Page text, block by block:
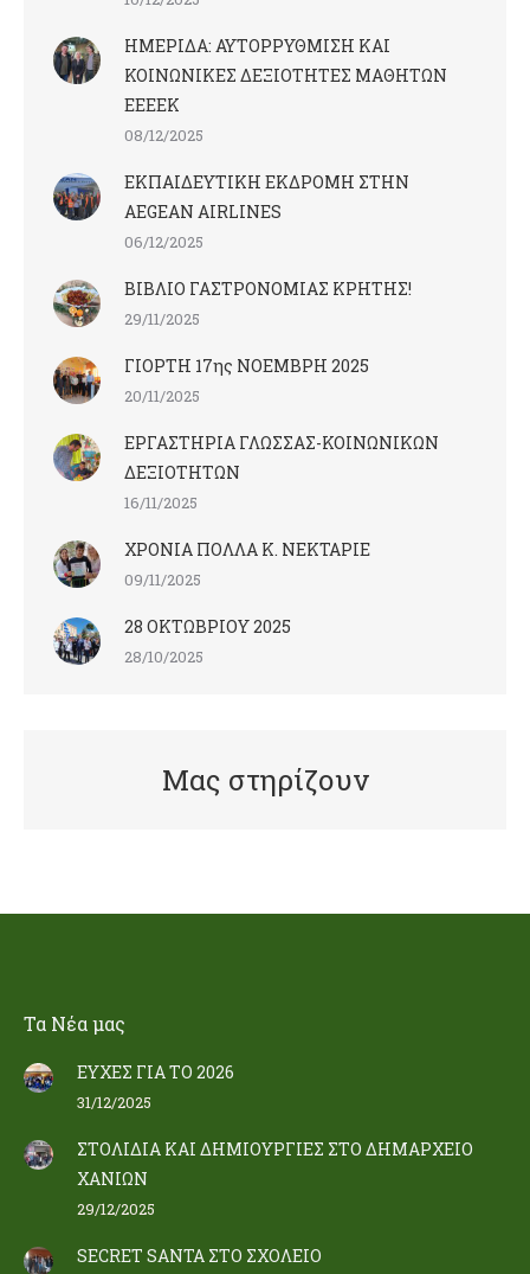
ΗΜΕΡΙΔΑ: ΑΥΤΟΡΡΥΘΜΙΣΗ ΚΑΙ
ΚΟΙΝΩΝΙΚΕΣ ΔΕΞΙΟΤΗΤΕΣ ΜΑΘΗΤΩΝ
ΕΕΕΕΚ
08/12/2025
ΕΚΠΑΙΔΕΥΤΙΚΗ ΕΚΔΡΟΜΗ ΣΤΗΝ
AEGEAN AIRLINES
06/12/2025
ΒΙΒΛΙΟ ΓΑΣΤΡΟΝΟΜΙΑΣ ΚΡΗΤΗΣ!
29/11/2025
ΓΙΟΡΤΗ 17ης ΝΟΕΜΒΡΗ 2025
20/11/2025
ΕΡΓΑΣΤΗΡΙΑ ΓΛΩΣΣΑΣ-ΚΟΙΝΩΝΙΚΩΝ
ΔΕΞΙΟΤΗΤΩΝ
16/11/2025
ΧΡΟΝΙΑ ΠΟΛΛΑ Κ. ΝΕΚΤΑΡΙΕ
09/11/2025
28 ΟΚΤΩΒΡΙΟΥ 2025
28/10/2025
Μας στηρίζουν
Τα Nέα μας
ΕΥΧΕΣ ΓΙΑ ΤΟ 2026
31/12/2025
ΣΤΟΛΙΔΙΑ ΚΑΙ ΔΗΜΙΟΥΡΓΙΕΣ ΣΤΟ ΔΗΜΑΡΧΕΙΟ
ΧΑΝΙΩΝ
29/12/2025
SECRET SANTA ΣΤΟ ΣΧΟΛΕΙΟ